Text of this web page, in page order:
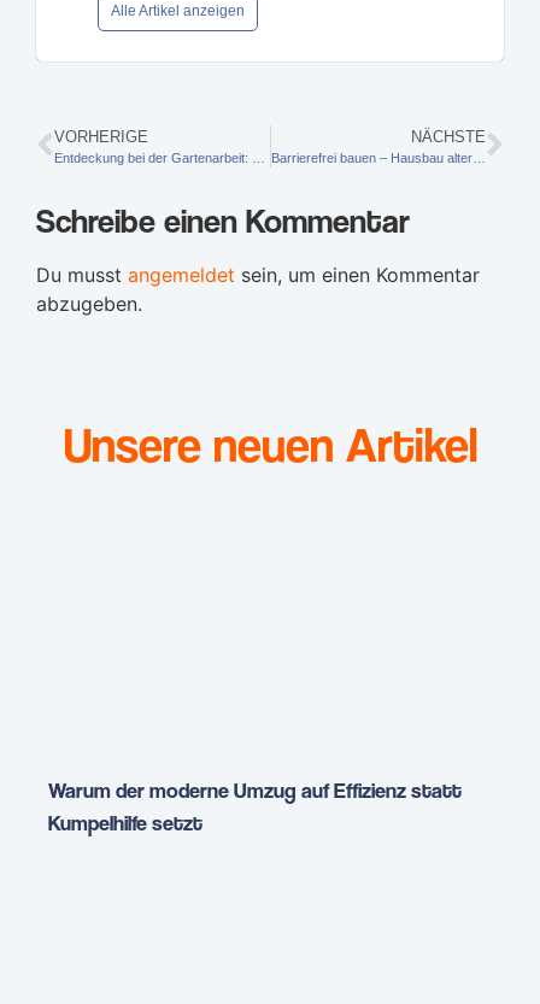
Alle Artikel anzeigen
VORHERIGE NÄCHSTE
Barrierefrei bauen – Hausbau alters- & behindertengerecht planen
Schreibe einen Kommentar
Du musst angemeldet sein, um einen Kommentar
abzugeben.
Unsere neuen Artikel
Warum der moderne Umzug auf Effizienz statt
Kumpelhilfe setzt